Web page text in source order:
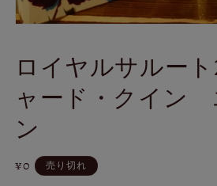
ダ
ル
で
メ
デ
ィ
(1)
ロイヤルサルー
ャード・クイン
ン
通
¥0 売り切れ